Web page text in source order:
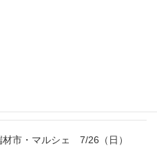
材市・マルシェ 7/26（日）